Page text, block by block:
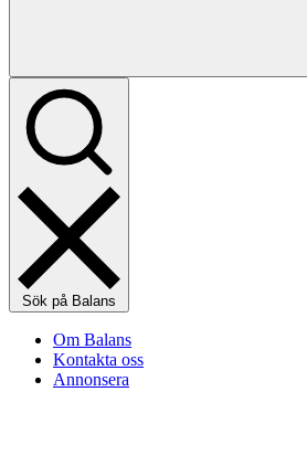
Sök på Balans
Om Balans
Kontakta oss
Annonsera